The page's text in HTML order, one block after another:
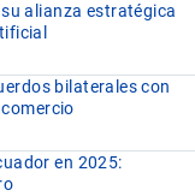
alianza estratégica
bilaterales con
en 2025: